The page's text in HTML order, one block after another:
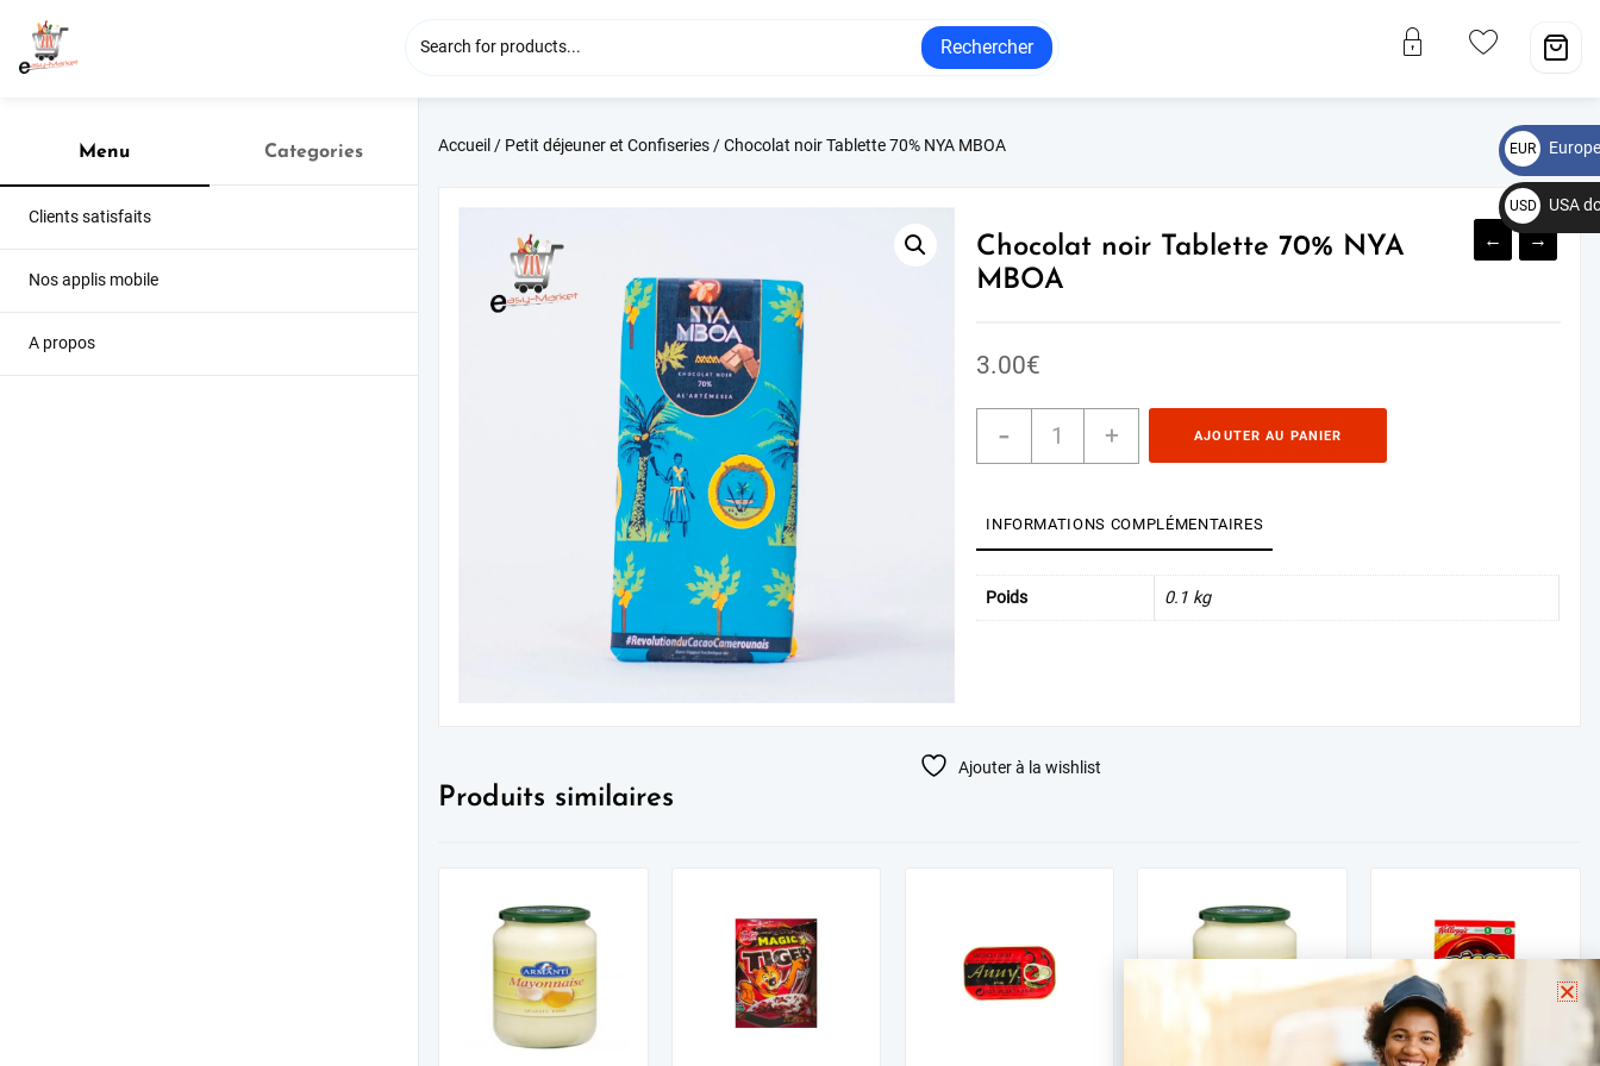
Rechercher
Menu Categories
Clients satisfaits
Nos applis mobile
A propos
Accueil / Petit déjeuner et Confiseries/ Chocolat noir Tablette 70% NYA MBOA
← →
Chocolat noir Tablette 70% NYA
MBOA
3.00€
- + AJOUTER AU PANIER
INFORMATIONS COMPLÉMENTAIRES
Poids 0.1 kg
Ajouter à la wishlist
Produits similaires
EUR
€
USD
$
USA